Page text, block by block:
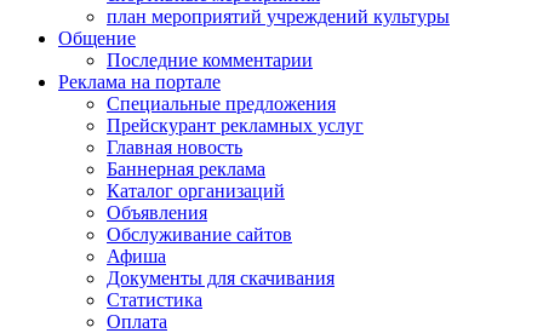
план мероприятий учреждений культуры
Общение
Последние комментарии
Реклама на портале
Специальные предложения
Прейскурант рекламных услуг
Главная новость
Баннерная реклама
Каталог организаций
Объявления
Обслуживание сайтов
Афиша
Документы для скачивания
Статистика
Оплата